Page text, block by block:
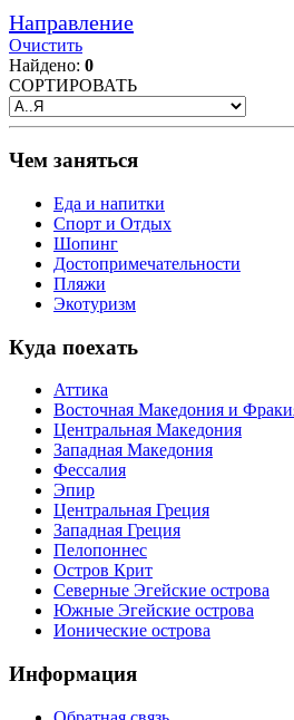
Направление
Очистить
Найдено: 0
СОРТИРОВАТЬ
Чем заняться
Еда и напитки
Спорт и Отдых
Шопинг
Достопримечательности
Пляжи
Экотуризм
Куда поехать
Аттика
Восточная Македония и
Центральная Македония
Западная Македония
Фессалия
Эпир
Центральная Греция
Западная Греция
Пелопоннес
Остров Крит
Северные Эгейские острова
Южные Эгейские острова
Ионические острова
Информация